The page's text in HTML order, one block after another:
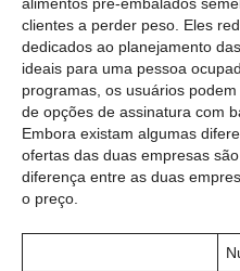
clientes a perder peso. Eles
dedicados ao planejamento
ideais para uma pessoa
programas, os usuários
de opções de assinatura com
Embora existam algumas
ofertas das duas empresas
diferença entre as duas
o preço.